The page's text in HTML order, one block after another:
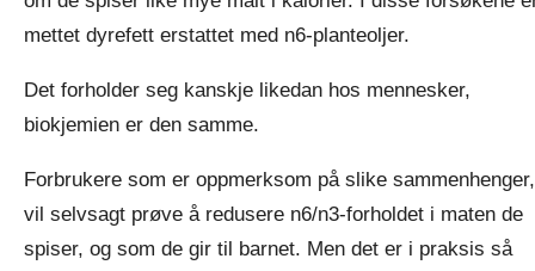
mettet dyrefett erstattet med n6-planteoljer.
Det forholder seg kanskje likedan hos mennesker,
biokjemien er den samme.
Forbrukere som er oppmerksom på slike sammenhenger,
vil selvsagt prøve å redusere n6/n3-forholdet i maten de
spiser, og som de gir til barnet. Men det er i praksis så